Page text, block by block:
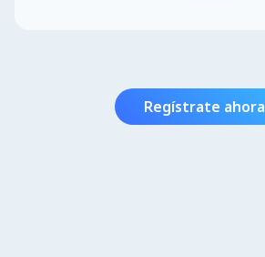
Regístrate ahora